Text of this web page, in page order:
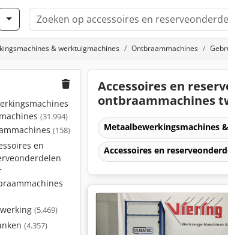
& werktuigmachines Ontbraammachines
(31.994)
(158)
en
(5.469)
(4.357)
Accessoires en
ontbraammachines
Metaalbewerkingsmachines
Accessoires en